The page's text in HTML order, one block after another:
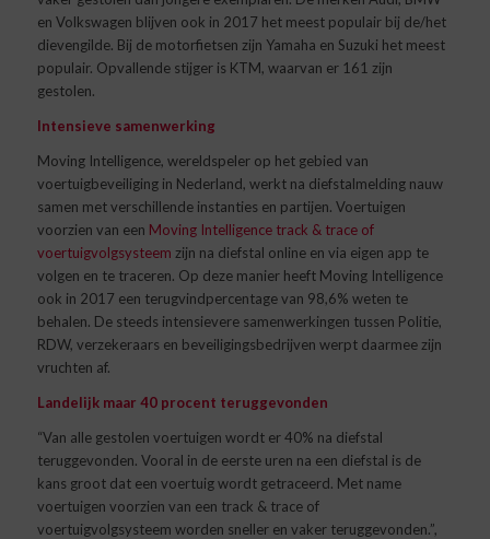
en Volkswagen blijven ook in 2017 het meest populair bij de/het
dievengilde. Bij de motorfietsen zijn Yamaha en Suzuki het meest
populair. Opvallende stijger is KTM, waarvan er 161 zijn
gestolen.
Intensieve samenwerking
Moving Intelligence, wereldspeler op het gebied van
voertuigbeveiliging in Nederland, werkt na diefstalmelding nauw
samen met verschillende instanties en partijen. Voertuigen
voorzien van een Moving Intelligence track & trace of
voertuigvolgsysteem zijn na diefstal online en via eigen app te
volgen en te traceren. Op deze manier heeft Moving Intelligence
ook in 2017 een terugvindpercentage van 98,6% weten te
behalen. De steeds intensievere samenwerkingen tussen Politie,
RDW, verzekeraars en beveiligingsbedrijven werpt daarmee zijn
vruchten af.
Landelijk maar 40 procent teruggevonden
“Van alle gestolen voertuigen wordt er 40% na diefstal
teruggevonden. Vooral in de eerste uren na een diefstal is de
kans groot dat een voertuig wordt getraceerd. Met name
voertuigen voorzien van een track & trace of
voertuigvolgsysteem worden sneller en vaker teruggevonden.”,